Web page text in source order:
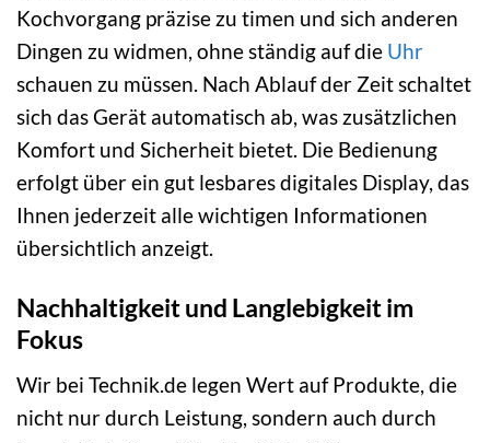
Kochvorgang präzise zu timen und sich anderen
Dingen zu widmen, ohne ständig auf die Uhr
schauen zu müssen. Nach Ablauf der Zeit schaltet
sich das Gerät automatisch ab, was zusätzlichen
Komfort und Sicherheit bietet. Die Bedienung
erfolgt über ein gut lesbares digitales Display, das
Ihnen jederzeit alle wichtigen Informationen
übersichtlich anzeigt.
Nachhaltigkeit und Langlebigkeit im
Fokus
Wir bei Technik.de legen Wert auf Produkte, die
nicht nur durch Leistung, sondern auch durch